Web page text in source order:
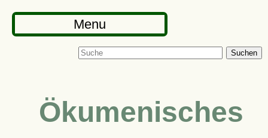
Menu
Suchen
Ökumenisches